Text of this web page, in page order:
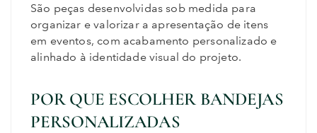
São peças desenvolvidas sob medida para
organizar e valorizar a apresentação de itens
em eventos, com acabamento personalizado e
alinhado à identidade visual do projeto.
POR QUE ESCOLHER BANDEJAS
PERSONALIZADAS